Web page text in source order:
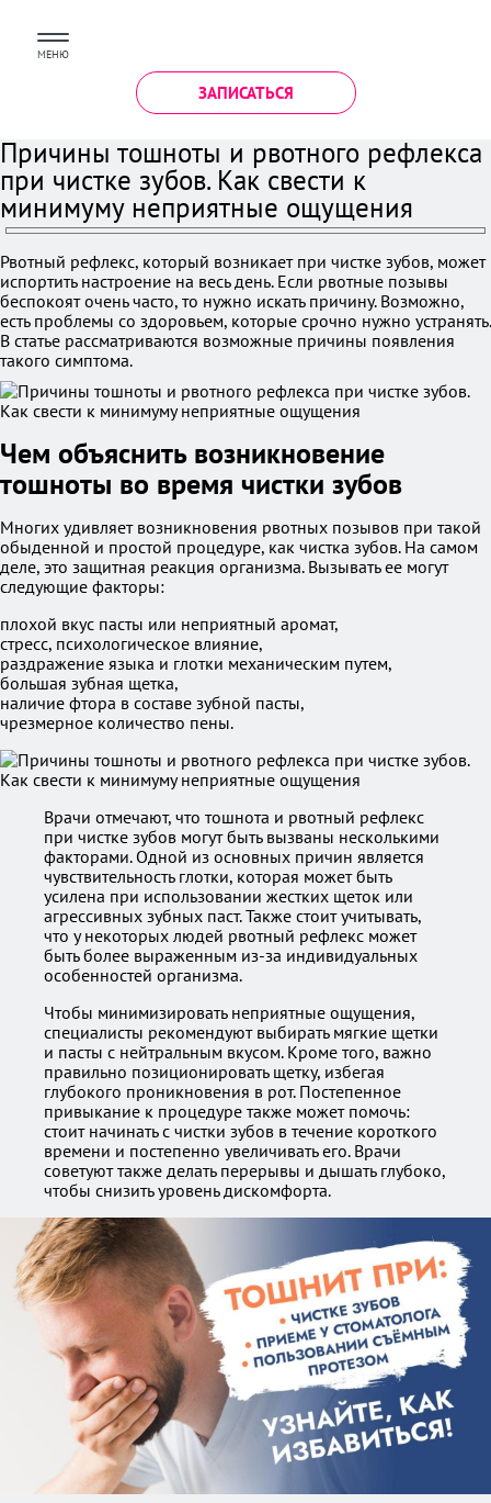
МЕНЮ
ЗАПИСАТЬСЯ
Причины тошноты и рвотного рефлекса
при чистке зубов. Как свести к
минимуму неприятные ощущения
Рвотный рефлекс, который возникает при чистке зубов, может
испортить настроение на весь день. Если рвотные позывы
беспокоят очень часто, то нужно искать причину. Возможно,
есть проблемы со здоровьем, которые срочно нужно устранять.
В статье рассматриваются возможные причины появления
такого симптома.
Чем объяснить возникновение
тошноты во время чистки зубов
Многих удивляет возникновения рвотных позывов при такой
обыденной и простой процедуре, как чистка зубов. На самом
деле, это защитная реакция организма. Вызывать ее могут
следующие факторы:
плохой вкус пасты или неприятный аромат,
стресс, психологическое влияние,
раздражение языка и глотки механическим путем,
большая зубная щетка,
наличие фтора в составе зубной пасты,
чрезмерное количество пены.
Врачи отмечают, что тошнота и рвотный рефлекс
при чистке зубов могут быть вызваны несколькими
факторами. Одной из основных причин является
чувствительность глотки, которая может быть
усилена при использовании жестких щеток или
агрессивных зубных паст. Также стоит учитывать,
что у некоторых людей рвотный рефлекс может
быть более выраженным из-за индивидуальных
особенностей организма.
Чтобы минимизировать неприятные ощущения,
специалисты рекомендуют выбирать мягкие щетки
и пасты с нейтральным вкусом. Кроме того, важно
правильно позиционировать щетку, избегая
глубокого проникновения в рот. Постепенное
привыкание к процедуре также может помочь:
стоит начинать с чистки зубов в течение короткого
времени и постепенно увеличивать его. Врачи
советуют также делать перерывы и дышать глубоко,
чтобы снизить уровень дискомфорта.